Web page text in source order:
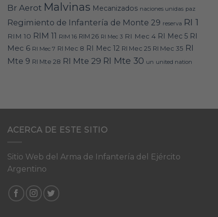
Br Aerot Malvinas Mecanizados naciones unidas paz
Regimiento de Infantería de Monte 29 reserva RI 1
RIM 10 RIM 11 RIM 16 RIM 26 RI Mec 3 RI Mec 4 RI Mec 5 RI
Mec 6 RI Mec 7 RI Mec 8 RI Mec 12 RI Mec 25 RI Mec 35 RI
Mte 9 RI Mte 28 RI Mte 29 RI Mte 30 un united nation
ACERCA DE ESTE SITIO
Sitio Web del Arma de Infantería del Ejército
Argentino